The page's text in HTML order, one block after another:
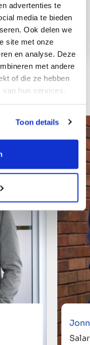
advertenties te
media te bieden
Ook delen we
site met onze
en analyse. Deze
met andere
of die ze hebben
hun services.
Toon details